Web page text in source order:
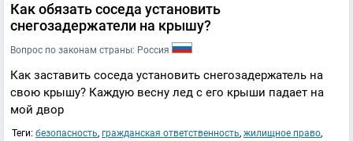
Как обязать соседа установить
снегозадержатели на крышу?
Вопрос по законам страны: Россия
Как заставить соседа установить снегозадержатель на
свою крышу? Каждую весну лед с его крыши падает на
мой двор
Теги: безопасность, гражданская ответственность, жилищное право,